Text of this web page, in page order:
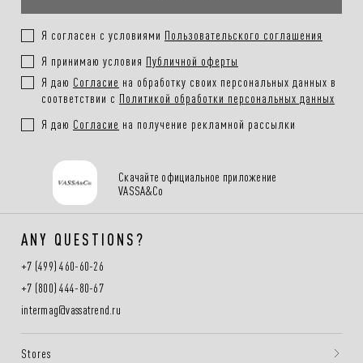
Я согласен с условиями Пользовательского соглашения
Я принимаю условия Публичной оферты
Я даю Согласие на обработку своих персональных данных в
соответствии с Политикой обработки персональных данных
Я даю Согласие на получение рекламной рассылки
Скачайте официальное приложение
VASSA&Co
ANY QUESTIONS?
+7 (499) 460-60-26
+7 (800) 444-80-67
intermag@vassatrend.ru
Stores